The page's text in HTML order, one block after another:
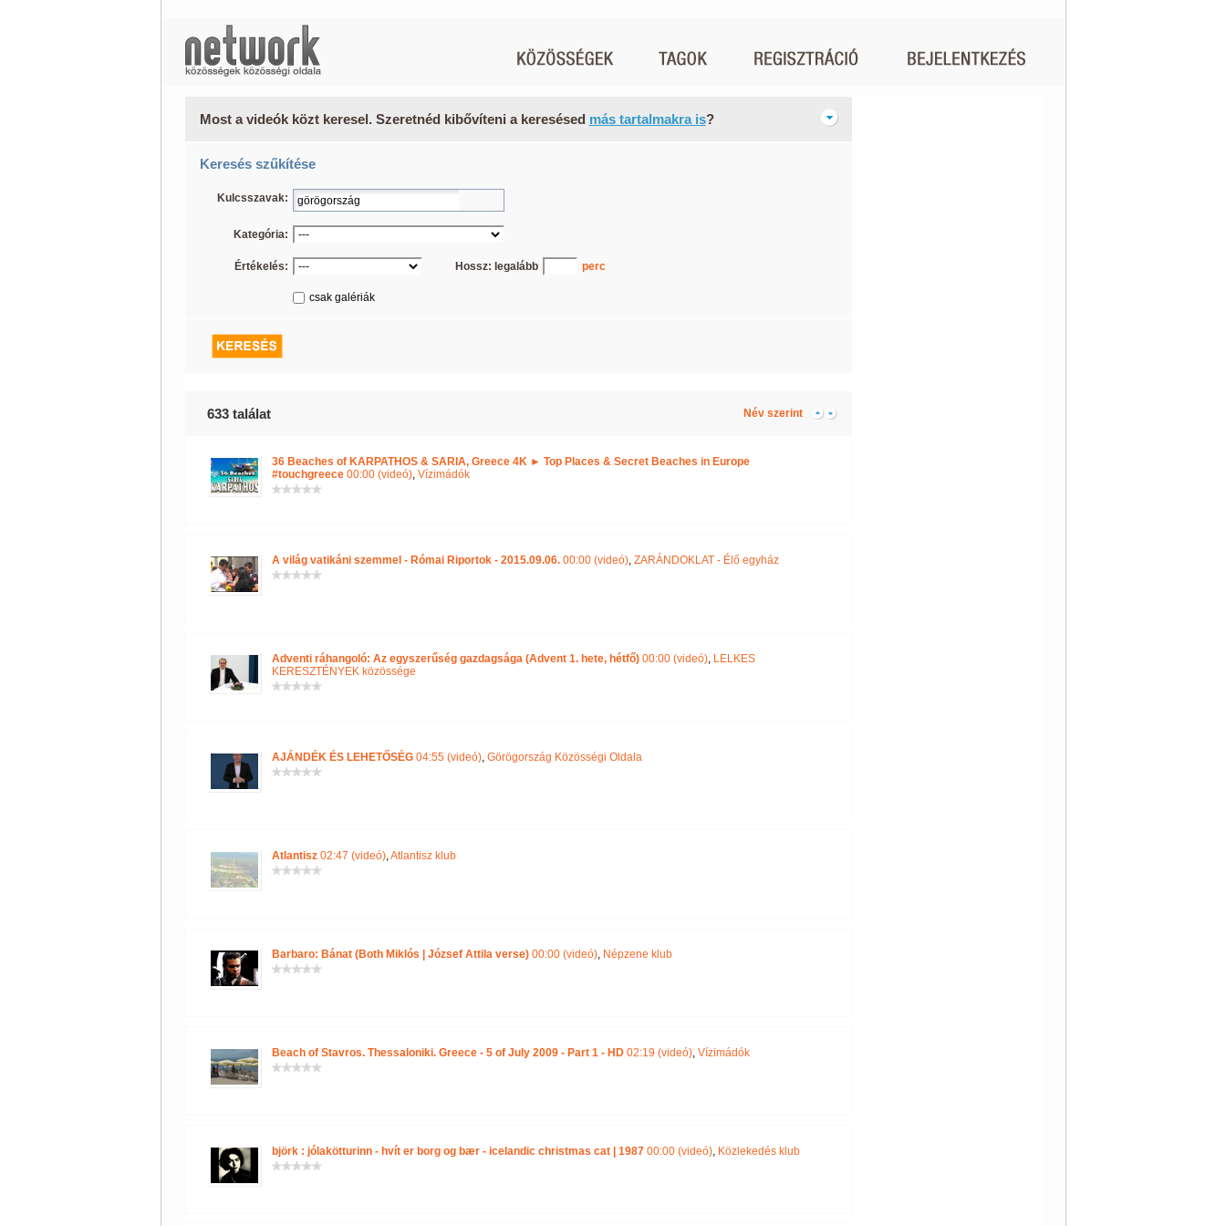
Most a videók közt keresel. Szeretnéd kibővíteni a keresésed más tartalmakra is?
Keresés szűkítése
Kulcsszavak:
Kategória:
Értékelés: Hossz: legalább perc
csak galériák
633 találat Név szerint
36 Beaches of KARPATHOS & SARIA, Greece 4K ► Top Places & Secret Beaches in Europe
#touchgreece00:00 (videó), Vízimádók
A világ vatikáni szemmel - Római Riportok - 2015.09.06.00:00 (videó), ZARÁNDOKLAT - Élő egyház
Adventi ráhangoló: Az egyszerűség gazdagsága (Advent 1. hete, hétfő)00:00 (videó), LELKES
KERESZTÉNYEK közössége
AJÁNDÉK ÉS LEHETŐSÉG04:55 (videó), Görögország Közösségi Oldala
Atlantisz02:47 (videó),Atlantisz klub
Barbaro: Bánat (Both Miklós | József Attila verse)00:00 (videó), Népzene klub
Beach of Stavros. Thessaloniki. Greece - 5 of July 2009 - Part 1 - HD02:19 (videó), Vízimádók
björk : jólakötturinn - hvít er borg og bær - icelandic christmas cat | 198700:00 (videó), Közlekedés klub